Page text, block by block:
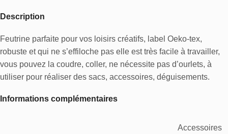
Description
Feutrine parfaite pour vos loisirs créatifs, label Oeko-tex,
robuste et qui ne s’effiloche pas elle est très facile à travailler,
vous pouvez la coudre, coller, ne nécessite pas d’ourlets, à
utiliser pour réaliser des sacs, accessoires, déguisements.
Informations complémentaires
Accessoires